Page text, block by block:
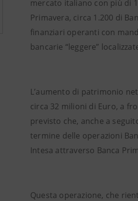
mercato italiano con più di
Primavera, circa 1.200 di
finanziari operanti con
bancarie “leggere”
L’aumento di patrimonio
circa 32 milioni di Euro, a
previsto che, anche a
termine delle operazioni
Intesa attraverso Banca
Questa operazione, che